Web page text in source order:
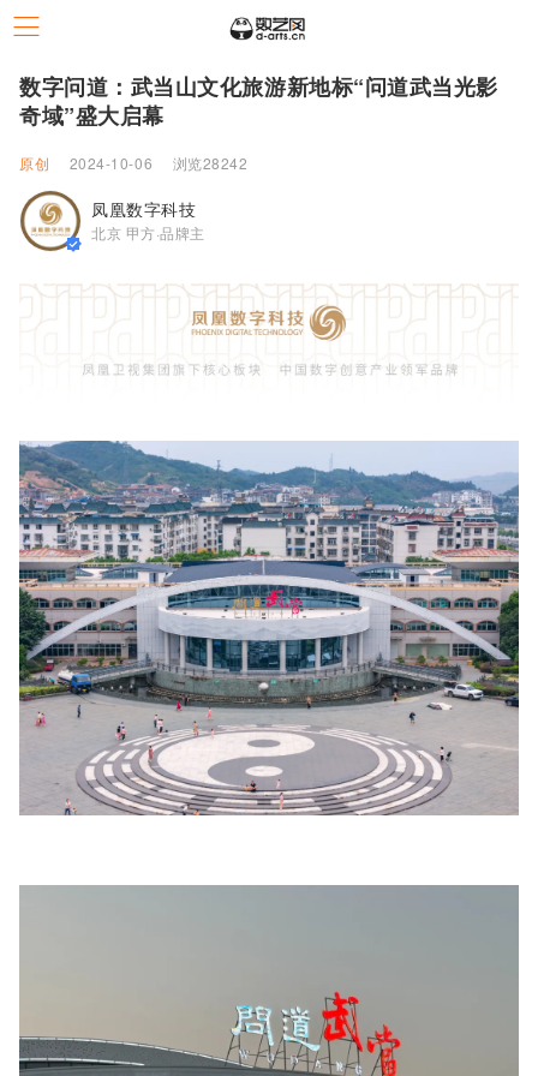
数字问道：武当山文化旅游新地标“问道武当光影
奇域”盛大启幕
原创 2024-10-06 浏览28242
凤凰数字科技
北京 甲方·品牌主